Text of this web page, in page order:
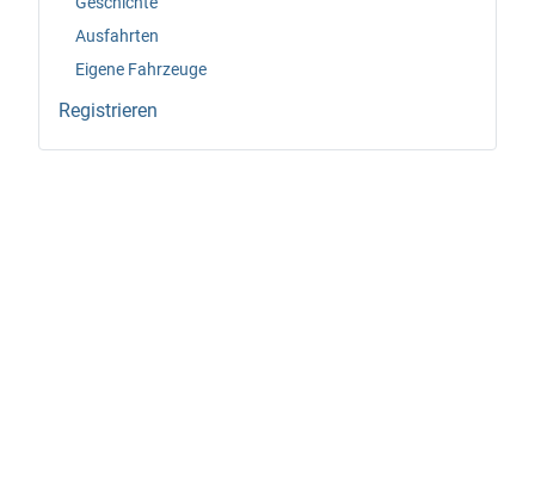
Ausfahrten
Eigene Fahrzeuge
Registrieren